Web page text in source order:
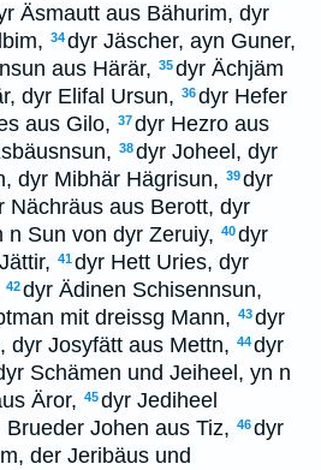
Äsmautt aus Bähurim, dyr
34dyr Jäscher, ayn Guner,
aus Härär, 35dyr Ächjäm
dyr Elifal Ursun, 36dyr Hefer
aus Gilo, 37dyr Hezro aus
38dyr Joheel, dyr
dyr Mibhär Hägrisun, 39dyr
Nächräus aus Berott, dyr
n Sun von dyr Zeruiy, 40dyr
41dyr Hett Uries, dyr
42dyr Ädinen Schisennsun,
mit dreissg Mann, 43dyr
dyr Josyfätt aus Mettn, 44dyr
Schämen und Jeiheel, yn n
Äror, 45dyr Jediheel
Johen aus Tiz, 46dyr
der Jeribäus und